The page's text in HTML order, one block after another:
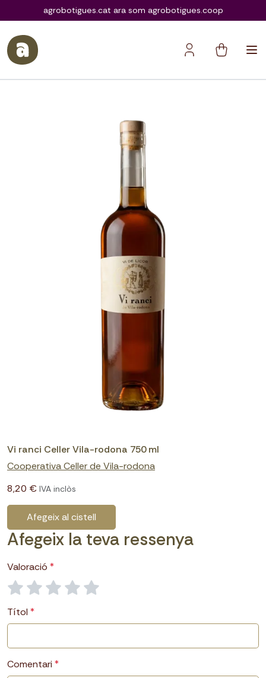
agrobotigues.coop
agrobotigues.cat ara som agrobotigues.coop
Vi ranci Celler Vila-rodona 750 ml
Cooperativa Celler de Vila-rodona
8,20 € IVA inclòs
Afegeix al cistell
Afegeix la teva ressenya
Valoració
Títol
Comentari